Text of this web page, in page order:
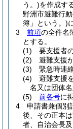
う。)を作成す
野洲市避難行
簿」という。)
3
前項の全件名
とする。
(1)
要支援者
(2)
避難支援
(3)
緊急時連
(4)
避難支援
名又は団体
(5)
前各号に
4
申請書兼個別
後、その正本
者、自治会長